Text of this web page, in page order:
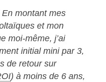
En montant mes
et mon
moi-même, j’ai
initial mini par 3,
de retour sur
) à moins de 6 ans,